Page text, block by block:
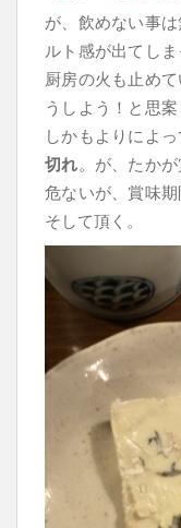
が、飲めない事
ルト感が出てし
厨房の火も止め
うしよう！と思
しかもよりによ
切れ。が、たか
危ないが、賞味
そして頂く。